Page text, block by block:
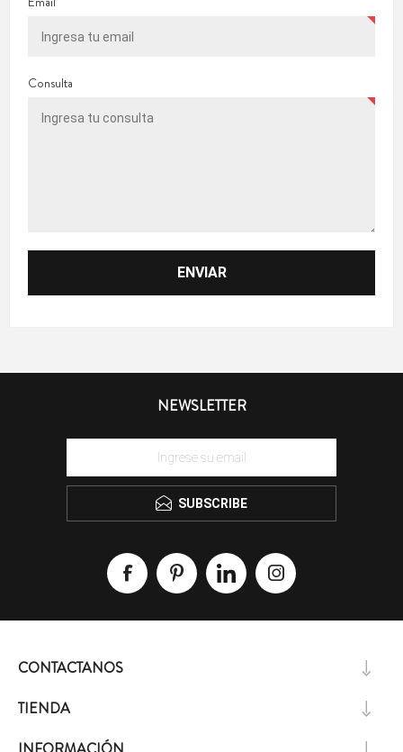
Consulta
NEWSLETTER
SUBSCRIBE
CONTACTANOS
TIENDA